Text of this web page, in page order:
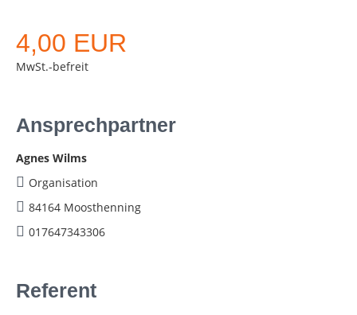
4,00 EUR
MwSt.-befreit
Ansprechpartner
Agnes Wilms
Organisation
84164 Moosthenning
017647343306
Referent